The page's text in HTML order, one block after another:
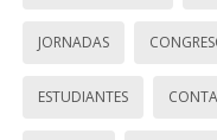
JORNADAS
ESTUDIANTES